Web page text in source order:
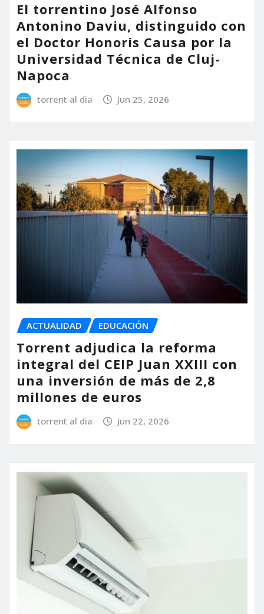
El torrentino José Alfonso
Antonino Daviu, distinguido con
el Doctor Honoris Causa por la
Universidad Técnica de Cluj-
Napoca
torrent al dia Jun 25, 2026
ACTUALIDAD EDUCACIÓN
Torrent adjudica la reforma
integral del CEIP Juan XXIII con
una inversión de más de 2,8
millones de euros
torrent al dia Jun 22, 2026